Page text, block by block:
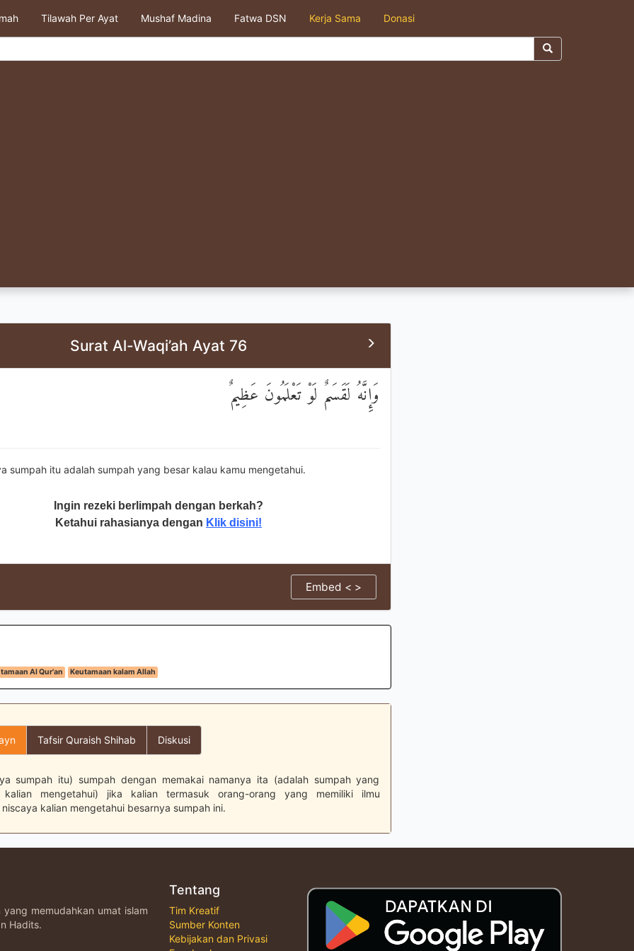
Tilawah Per Ayat Mushaf Madina Fatwa DSN Kerja Sama Donasi
Surat Al-Waqi’ah Ayat 76
وَإِنَّهُ لَقَسَمٌ لَوْ تَعْلَمُونَ عَظِيمٌ
sumpah itu adalah sumpah yang besar kalau kamu mengetahui.
Ingin rezeki berlimpah dengan berkah?
Ketahui rahasianya dengan Klik disini!
Embed < >
Al Qur'an Keutamaan kalam Allah
Tafsir Quraish Shihab Diskusi
sumpah itu) sumpah dengan memakai namanya ita (adalah sumpah yang
mengetahui) jika kalian termasuk orang-orang yang memiliki ilmu
kalian mengetahui besarnya sumpah ini.
memudahkan umat islam
Hadits.
Tentang
Tim Kreatif
Sumber Konten
Kebijakan dan Privasi